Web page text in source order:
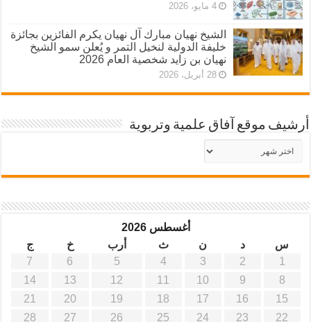
4 مايو، 2026
الشيخ نهيان مبارك آل نهيان يكرم الفائزين بجائزة
خليفة الدولية لنخيل التمر و يُعلن سمو الشيخ
نهيان بن زايد شخصية العام 2026
28 أبريل، 2026
أرشيف موقع آفاق علمية وتربوية
أرشيف
موقع
أغسطس 2026
س
د ن ث أرب خ
ج
1
2
3
4
5
6
7
8
9
10
11
12
13
14
15
16
17
18
19
20
21
22
23
24
25
26
27
28